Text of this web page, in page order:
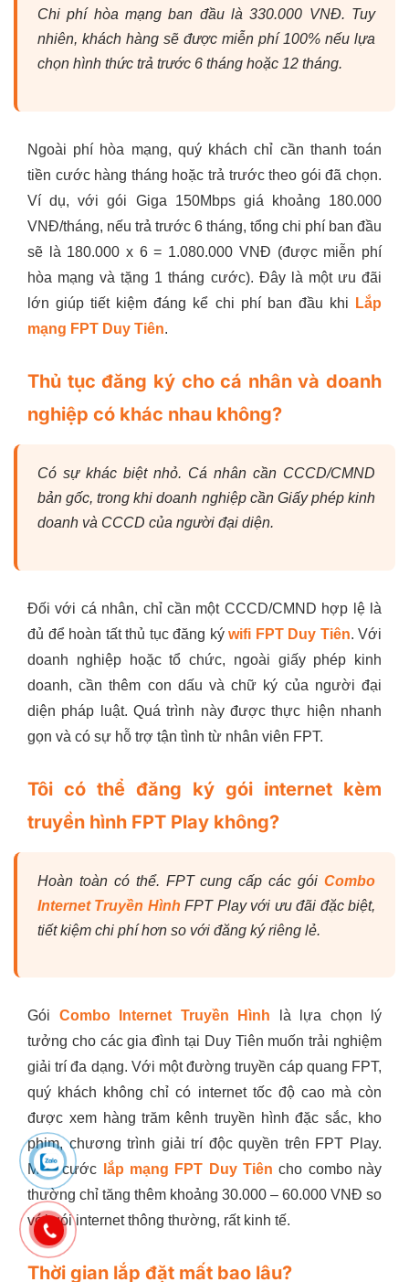
Chi phí hòa mạng ban đầu là 330.000 VNĐ. Tuy
nhiên, khách hàng sẽ được miễn phí 100% nếu lựa
chọn hình thức trả trước 6 tháng hoặc 12 tháng.
Ngoài phí hòa mạng, quý khách chỉ cần thanh toán
tiền cước hàng tháng hoặc trả trước theo gói đã chọn.
Ví dụ, với gói Giga 150Mbps giá khoảng 180.000
VNĐ/tháng, nếu trả trước 6 tháng, tổng chi phí ban đầu
sẽ là 180.000 x 6 = 1.080.000 VNĐ (được miễn phí
hòa mạng và tặng 1 tháng cước). Đây là một ưu đãi
lớn giúp tiết kiệm đáng kể chi phí ban đầu khi
Lắp
mạng FPT Duy Tiên.
Thủ tục đăng ký cho cá nhân và doanh
nghiệp có khác nhau không?
Có sự khác biệt nhỏ. Cá nhân cần CCCD/CMND
bản gốc, trong khi doanh nghiệp cần Giấy phép kinh
doanh và CCCD của người đại diện.
Đối với cá nhân, chỉ cần một CCCD/CMND hợp lệ là
đủ để hoàn tất thủ tục đăng ký wifi FPT Duy Tiên. Với
doanh nghiệp hoặc tổ chức, ngoài giấy phép kinh
doanh, cần thêm con dấu và chữ ký của người đại
diện pháp luật. Quá trình này được thực hiện nhanh
gọn và có sự hỗ trợ tận tình từ nhân viên FPT.
Tôi có thể đăng ký gói internet kèm
truyền hình FPT Play không?
Hoàn toàn có thể. FPT cung cấp các gói Combo
Internet Truyền Hình FPT Play với ưu đãi đặc biệt,
tiết kiệm chi phí hơn so với đăng ký riêng lẻ.
Gói Combo Internet Truyền Hình là lựa chọn lý
tưởng cho các gia đình tại Duy Tiên muốn trải nghiệm
giải trí đa dạng. Với một đường truyền cáp quang FPT,
quý khách không chỉ có internet tốc độ cao mà còn
được xem hàng trăm kênh truyền hình đặc sắc, kho
phim, chương trình giải trí độc quyền trên FPT Play.
Mức cước
lắp mạng FPT Duy Tiên cho combo này
thường chỉ tăng thêm khoảng 30.000 – 60.000 VNĐ so
với gói internet thông thường, rất kinh tế.
Thời gian lắp đặt mất bao lâu?